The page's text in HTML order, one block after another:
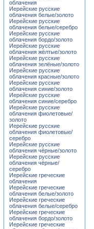
облачения
Иерейские русские
облачения белые/золото
Иерейские русские
облачения белые/серебро
Иерейские русские
облачения бордо/золото
Иерейские русские
облачения жёлтые/золото
Иерейские русские
облачения зелёные/золото
Иерейские русские
облачения красные/золото
Иерейские русские
облачения синие/золото
Иерейские русские
облачения синие/серебро
Иерейские русские
облачения фиолетовые/
золото
Иерейские русские
облачения фиолетовые/
серебро
Иерейские русские
облачения чёрные/золото
Иерейские русские
облачения чёрные/
серебро
Иерейские греческие
облачения
Иерейские греческие
облачения белые/золото
Иерейские греческие
облачения белые/серебро
Иерейские греческие
облачения бордо/золото
Иерейские греческие